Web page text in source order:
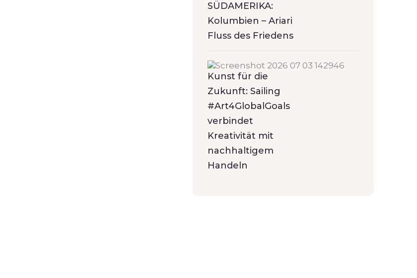
SÜDAMERIKA:
Kolumbien – Ariari
Fluss des Friedens
Kunst für die
Zukunft: Sailing
#Art4GlobalGoals
verbindet
Kreativität mit
nachhaltigem
Handeln